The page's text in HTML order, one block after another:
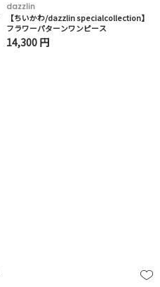
dazzlin
【ちいかわ/dazzlin specialcollection】
フラワーパターンワンピース
14,300 円